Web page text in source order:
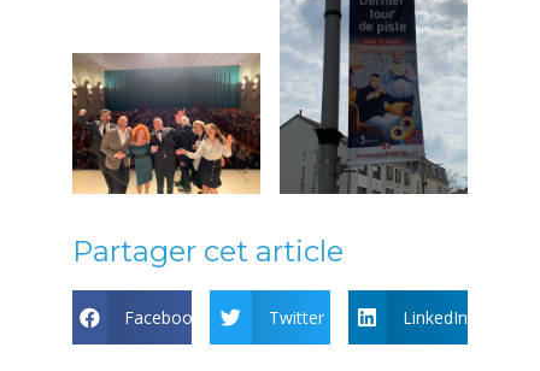
Partager cet article
Facebook Twitter LinkedIn